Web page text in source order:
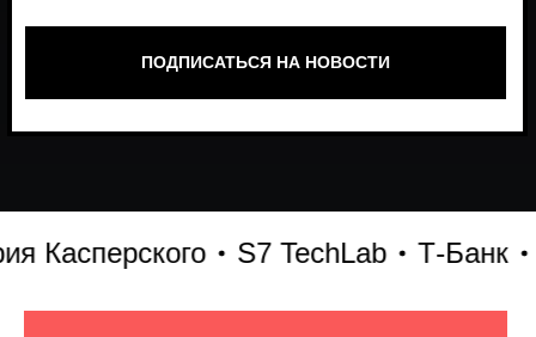
S7 TechLab Т-Банк VK
работает и формирует рынок генеративного